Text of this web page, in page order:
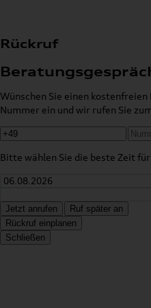
Rückruf
Wünschen Sie einen
Nummer ein und wir rufen Sie
Bitte wählen Sie die beste Zeit
Jetzt anrufen
Ruf später an
Rückruf einplanen
Schließen